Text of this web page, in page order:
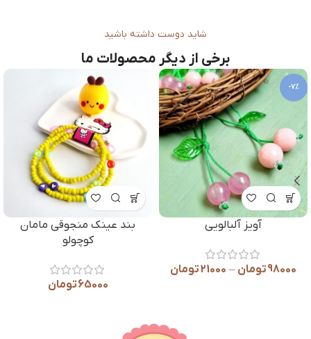
شاید دوست داشته باشید
برخی از دیگر محصولات ما
-7%
آویز آلبالویی
98000تومان –
21000تومان
بند عینک منجوقی مامان
کوچولو
65000تومان